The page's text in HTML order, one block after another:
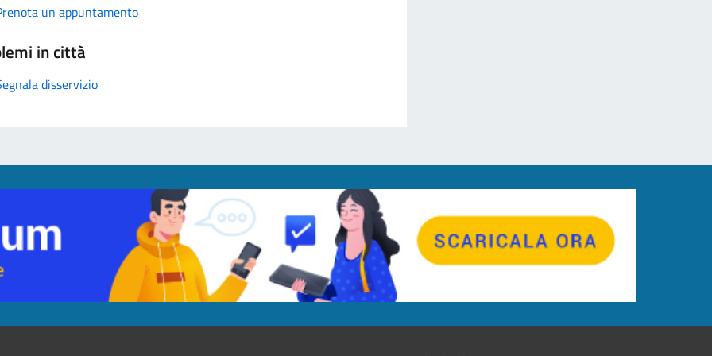
un appuntamento
in città
disservizio